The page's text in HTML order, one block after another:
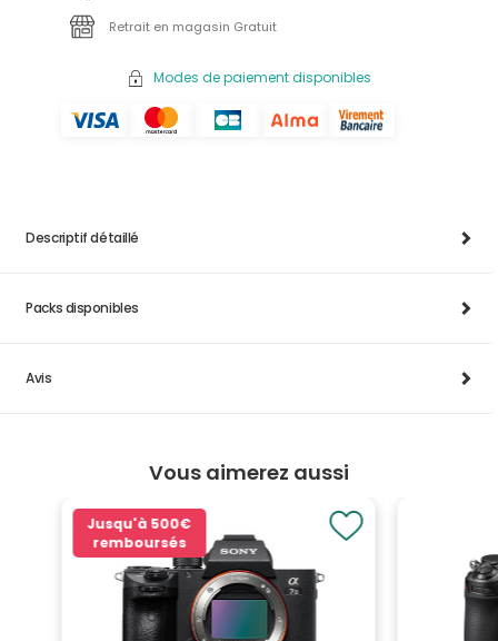
Retrait en magasin Gratuit
Modes de paiement disponibles
Descriptif détaillé
Packs disponibles
Avis
Vous aimerez aussi
Jusqu'à 500€
remboursés